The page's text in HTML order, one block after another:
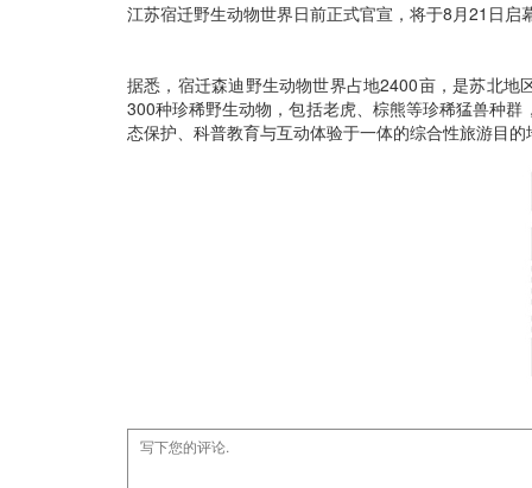
江苏宿迁野生动物世界日前正式官宣，将于8月21日启
据悉，宿迁森迪野生动物世界占地2400亩，是苏北地
300种珍稀野生动物，包括老虎、棕熊等珍稀猛兽种
态保护、科普教育与互动体验于一体的综合性旅游目的